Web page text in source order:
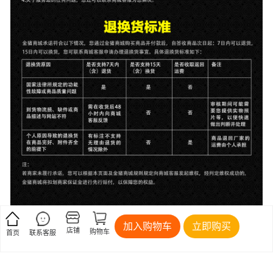
首页 联系客服 店铺 购物车 加入购物车 立即购买